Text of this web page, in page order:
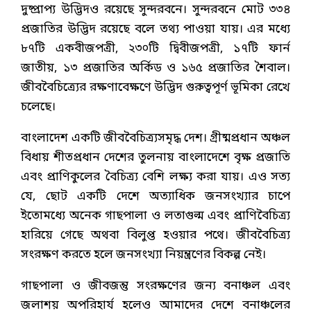
দুষ্প্রাপ্য উদ্ভিদও রয়েছে সুন্দরবনে। সুন্দরবনে মোট ৩৩৪
প্রজাতির উদ্ভিদ রয়েছে বলে তথ্য পাওয়া যায়। এর মধ্যে
৮৭টি একবীজপত্রী, ২৩০টি দ্বিবীজপত্রী, ১৭টি ফার্ন
জাতীয়, ১৩ প্রজাতির অর্কিড ও ১৬৫ প্রজাতির শৈবাল।
জীববৈচিত্র্যের রক্ষণাবেক্ষণে উদ্ভিদ গুরুত্বপূর্ণ ভূমিকা রেখে
চলেছে।
বাংলাদেশ একটি জীববৈচিত্র্যসমৃদ্ধ দেশ। গ্রীষ্মপ্রধান অঞ্চল
বিধায় শীতপ্রধান দেশের তুলনায় বাংলাদেশে বৃক্ষ প্রজাতি
এবং প্রাণিকুলের বৈচিত্র্য বেশি লক্ষ্য করা যায়। এও সত্য
যে, ছোট একটি দেশে অত্যাধিক জনসংখ্যার চাপে
ইতোমধ্যে অনেক গাছপালা ও লতাগুল্ম এবং প্রাণিবৈচিত্র্য
হারিয়ে গেছে অথবা বিলুপ্ত হওয়ার পথে। জীববৈচিত্র্য
সংরক্ষণ করতে হলে জনসংখ্যা নিয়ন্ত্রণের বিকল্প নেই।
গাছপালা ও জীবজন্তু সংরক্ষণের জন্য বনাঞ্চল এবং
জলাশয় অপরিহার্য হলেও আমাদের দেশে বনাঞ্চলের